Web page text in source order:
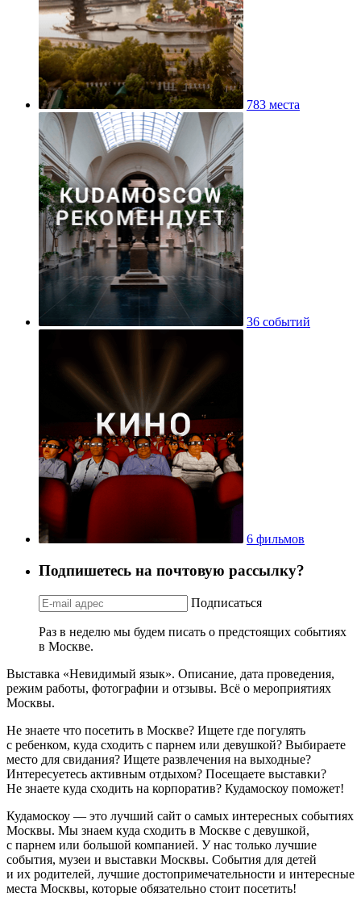
783 места
36 событий
6 фильмов
Подпишетесь на почтовую рассылку?
Подписаться
Раз в неделю мы будем писать о предстоящих событиях
в Москве.
Выставка «Невидимый язык». Описание, дата проведения,
режим работы, фотографии и отзывы. Всё о мероприятиях
Москвы.
Не знаете что посетить в Москве? Ищете где погулять
с ребенком, куда сходить с парнем или девушкой? Выбираете
место для свидания? Ищете развлечения на выходные?
Интересуетесь активным отдыхом? Посещаете выставки?
Не знаете куда сходить на корпоратив? Кудамоскоу поможет!
Кудамоскоу — это лучший сайт о самых интересных событиях
Москвы. Мы знаем куда сходить в Москве с девушкой,
с парнем или большой компанией. У нас только лучшие
события, музеи и выставки Москвы. События для детей
и их родителей, лучшие достопримечательности и интересные
места Москвы, которые обязательно стоит посетить!